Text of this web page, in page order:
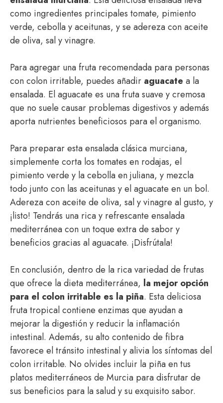
como ingredientes principales tomate, pimiento
verde, cebolla y aceitunas, y se adereza con aceite
de oliva, sal y vinagre.
Para agregar una fruta recomendada para personas
con colon irritable, puedes añadir aguacate a la
ensalada. El aguacate es una fruta suave y cremosa
que no suele causar problemas digestivos y además
aporta nutrientes beneficiosos para el organismo.
Para preparar esta ensalada clásica murciana,
simplemente corta los tomates en rodajas, el
pimiento verde y la cebolla en juliana, y mezcla
todo junto con las aceitunas y el aguacate en un bol.
Adereza con aceite de oliva, sal y vinagre al gusto, y
¡listo! Tendrás una rica y refrescante ensalada
mediterránea con un toque extra de sabor y
beneficios gracias al aguacate. ¡Disfrútala!
En conclusión, dentro de la rica variedad de frutas
que ofrece la dieta mediterránea, la mejor opción
para el colon irritable es la piña. Esta deliciosa
fruta tropical contiene enzimas que ayudan a
mejorar la digestión y reducir la inflamación
intestinal. Además, su alto contenido de fibra
favorece el tránsito intestinal y alivia los síntomas del
colon irritable. No olvides incluir la piña en tus
platos mediterráneos de Murcia para disfrutar de
sus beneficios para la salud y su exquisito sabor.